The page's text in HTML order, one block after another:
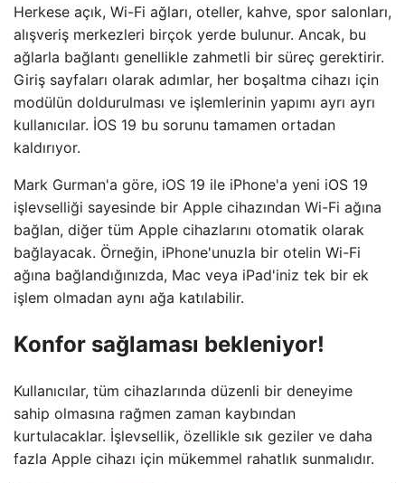
Herkese açık, Wi-Fi ağları, oteller, kahve, spor salonları,
alışveriş merkezleri birçok yerde bulunur. Ancak, bu
ağlarla bağlantı genellikle zahmetli bir süreç gerektirir.
Giriş sayfaları olarak adımlar, her boşaltma cihazı için
modülün doldurulması ve işlemlerinin yapımı ayrı ayrı
kullanıcılar. İOS 19 bu sorunu tamamen ortadan
kaldırıyor.
Mark Gurman'a göre, iOS 19 ile iPhone'a yeni iOS 19
işlevselliği sayesinde bir Apple cihazından Wi-Fi ağına
bağlan, diğer tüm Apple cihazlarını otomatik olarak
bağlayacak. Örneğin, iPhone'unuzla bir otelin Wi-Fi
ağına bağlandığınızda, Mac veya iPad'iniz tek bir ek
işlem olmadan aynı ağa katılabilir.
Konfor sağlaması bekleniyor!
Kullanıcılar, tüm cihazlarında düzenli bir deneyime
sahip olmasına rağmen zaman kaybından
kurtulacaklar. İşlevsellik, özellikle sık geziler ve daha
fazla Apple cihazı için mükemmel rahatlık sunmalıdır.